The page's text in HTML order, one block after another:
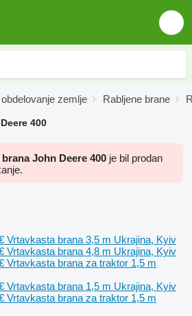
zemlje Rabljene brane
400
John Deere 400 je bil prodan
Vrtavkasta brana 3,5 m Ukrajina, Kyiv
Vrtavkasta brana 4,8 m Ukrajina, Kyiv
Vrtavkasta brana za traktor 1,5 m
Vrtavkasta brana 1,5 m Ukrajina, Kyiv
Vrtavkasta brana za traktor 1,5 m